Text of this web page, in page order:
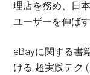
理店を務め、日
ユーザーを伸ば
eBayに関する書
ける 超実践テク